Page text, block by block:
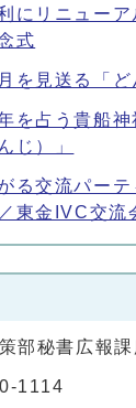
にリニュー
式
を見送る「ど
を占う貴船
じ）」
る交流パー
東金IVC交流
部秘書広報
1114